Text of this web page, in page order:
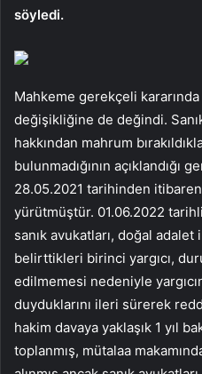
söyledi.
Mahkeme gerekçeli
değişikliğine de değindi.
hakkından mahrum
bulunmadığının açıklandığı
28.05.2021 tarihinden
yürütmüştür. 01.06.2022
sanık avukatları, doğal
belirttikleri birinci yargıcı,
edilmemesi nedeniyle
duyduklarını ileri sürerek
hakim davaya yaklaşık 1 yıl
toplanmış, mütalaa